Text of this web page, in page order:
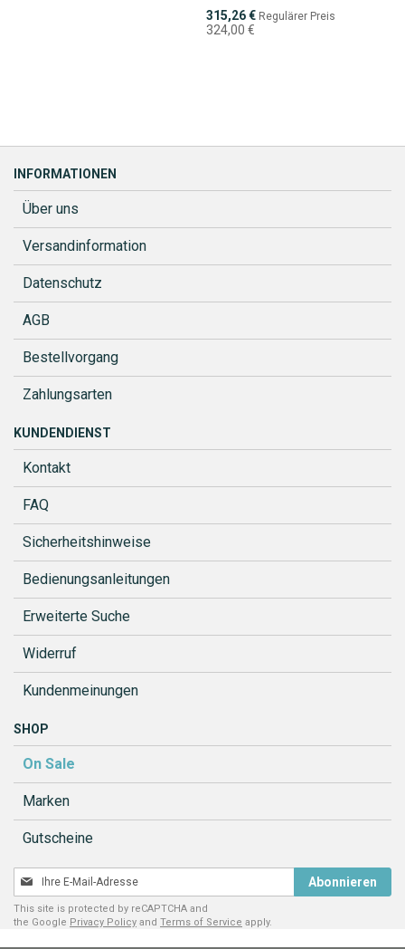
Sonderpreis
315,26 € Regulärer Preis
324,00 €
INFORMATIONEN
Über uns
Versandinformation
Datenschutz
AGB
Bestellvorgang
Zahlungsarten
KUNDENDIENST
Kontakt
FAQ
Sicherheitshinweise
Bedienungsanleitungen
Erweiterte Suche
Widerruf
Kundenmeinungen
SHOP
On Sale
Marken
Gutscheine
Melden
Sie
sich
für
Abonnieren
This site is protected by reCAPTCHA and
the Google Privacy Policy and Terms of Service apply.